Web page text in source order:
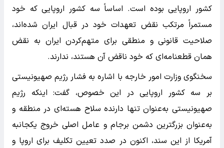
کشور اروپایی بوده است. اساساً سه کشور اروپایی که خود
مستمراً مرتکب نقض تعهدات خود در قبال ایران شده‌اند،
صلاحیت قانونی و منطقی برای متهم‌کردن ایران به نقض
همان قطعنامه‌ای که خود ناقض آن هستند، ندارند.
سخنگوی وزارت امور خارجه با اشاره به فشار رژیم صهیونیستی
بر سه کشور اروپایی در این خصوص، گفت: اینکه رژیم
صهیونیستی به‌عنوان تنها دارنده سلاح‌ هسته‌ای در منطقه و
به‌عنوان بزرگترین دشمن برجام و عامل اصلی خروج یکجانبه
آمریکا از این سند، اکنون در صدد تعیین تکلیف برای اروپا و